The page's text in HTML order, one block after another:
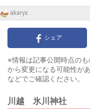
akaryx
シェア
※情報は記事公開時点の
から変更になる可能性が
などでご確認ください。
川越 氷川神社